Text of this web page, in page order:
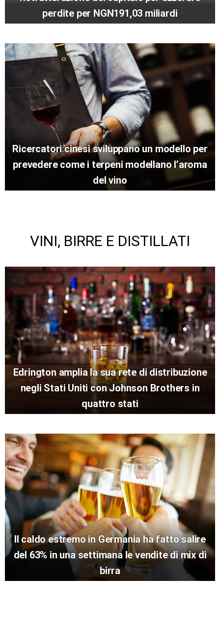
perdite per NGN191,03 miliardi
Ricercatori cinesi sviluppano un modello per
prevedere come i terpeni modellano l’aroma
del vino
VINI, BIRRE E DISTILLATI
Edrington amplia la sua rete di distribuzione
negli Stati Uniti con Johnson Brothers in
quattro stati
Il caldo estremo in Germania ha fatto salire
del 63% in una settimana le vendite di mix di
birra